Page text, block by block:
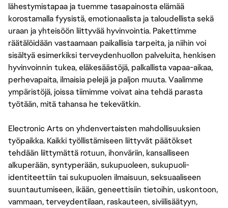
lähestymistapaa ja tuemme tasapainosta elämää
korostamalla fyysistä, emotionaalista ja taloudellista sekä
uraan ja yhteisöön liittyvää hyvinvointia. Pakettimme
räätälöidään vastaamaan paikallisia tarpeita, ja niihin voi
sisältyä esimerkiksi terveydenhuollon palveluita, henkisen
hyvinvoinnin tukea, eläkesäästöjä, palkallista vapaa-aikaa,
perhevapaita, ilmaisia pelejä ja paljon muuta. Vaalimme
ympäristöjä, joissa tiimimme voivat aina tehdä parasta
työtään, mitä tahansa he tekevätkin.
Electronic Arts on yhdenvertaisten mahdollisuuksien
työpaikka. Kaikki työllistämiseen liittyvät päätökset
tehdään liittymättä rotuun, ihonväriin, kansalliseen
alkuperään, syntyperään, sukupuoleen, sukupuoli-
identiteettiin tai sukupuolen ilmaisuun, seksuaaliseen
suuntautumiseen, ikään, geneettisiin tietoihin, uskontoon,
vammaan, terveydentilaan, raskauteen, siviilisäätyyn,